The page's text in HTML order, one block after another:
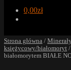
0,00zł
Strona główna /
księżycowy/białomoryt /
białomorytem BIAŁE